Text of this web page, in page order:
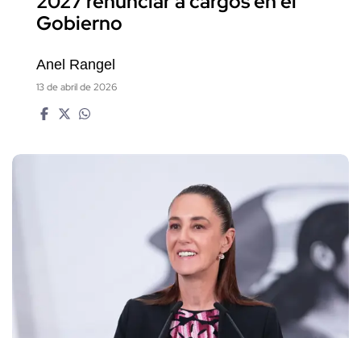
Gobierno
Anel Rangel
13 de abril de 2026